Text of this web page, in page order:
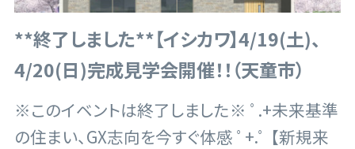
**終了しました**【イシカワ】4/19(土)、
4/20(日)完成見学会開催！！（天童市）
※このイベントは終了しました※ ﾟ.+未来基準
の住まい、GX志向を今すぐ体感 ﾟ+.ﾟ 【新規来